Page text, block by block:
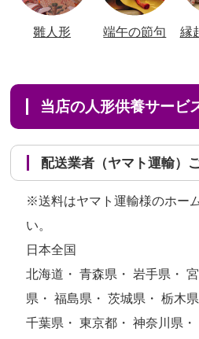
雛人形 端午の節句
縁
当店の人形供養サー
配送業者（ヤマト運輸
※送料はヤマト運輸様のホー
い。
日本全国
北海道・ 青森県・ 岩手県・
県・ 福島県・ 茨城県・ 栃木
千葉県・ 東京都・ 神奈川県